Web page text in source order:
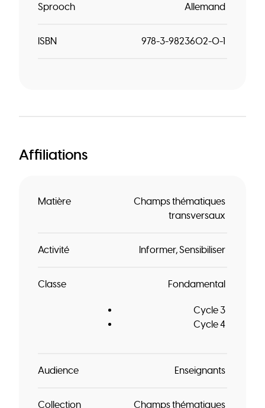
Sprooch Allemand
ISBN 978-3-9823602-0-1
Affiliations
Matière
Champs thématiques
transversaux
Activité Informer Sensibiliser
Classe Fondamental
Cycle 3
Cycle 4
Audience Enseignants
Collection
Champs thématiques